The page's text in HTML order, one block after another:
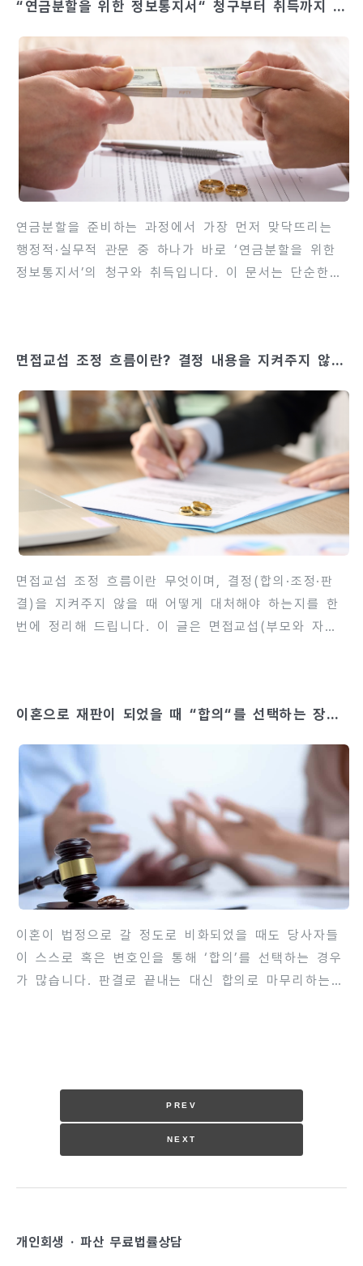
정 전에는 반드시 가사·가족 전문 변호사와 상담하세
이 ‘무조건’ 재산분할 대상에서 제외되는 것은 아닙니
다.명의를 누가 갖고 있느냐(법률상 소유권의 표면적
귀속)와 관계없이, 그 자금이 ‘부부의 협력에 의해 형
성된 재산’으로 보일 만한 사정이 있으면 법원은 재산
분할 대상으로 판단할 수 있습니다. 즉, 명의가 자녀에
게 있어도 실질적으로는 부부가..
“연금분할을 위한 정보통지서“ 청구부터 취득까지 흐
연금분할을 준비하는 과정에서 가장 먼저 맞닥뜨리는
행정적·실무적 관문 중 하나가 바로 ‘연금분할을 위한
정보통지서’의 청구와 취득입니다. 이 문서는 단순한
다. 아래에서는 정보통지서가 무엇인지부터, 누가 어떤
할청구로 연결하는 흐름까지 가능한 한 상세히, 단계별
로 정리합니다. 정보통지서란 무엇인가 — 역할과 중요
성정보통지서는 연금관리기관(대표적으로 국민연금공단
등)이 당사자에게 발송하는 ‘해당 가입자의 가입내역·
연금수급현황·혼인기간에 해당하는 가입기간 산정 결
과’ 등을 정리한 문서입니다. 가정법원·..
면접교섭 조정 흐름이란? 결정 내용을 지켜주지 않는
면접교섭 조정 흐름이란 무엇이며, 결정(합의·조정·판
결)을 지켜주지 않을 때 어떻게 대처해야 하는지를 한
번에 정리해 드립니다. 이 글은 면접교섭(부모와 자녀
별 사안에 따라 달라질 수 있으므로, 중요한 결정을 앞
접교섭 조정의 의미와 목적면접교섭 조정은 자녀를 직
접 양육하지 않는 부모가 자녀와의 만남(면접·교섭)을
어떻게 할지에 관해 부모 사이의 합의를 촉진하거나,
필요하면 가정법원이 개입해 실질적인 방식과 일정을
정하는 절차입니다. 민법은 부모의 면접교섭권을 인정
하면서도(자녀의 복리를 우선), ..
이혼으로 재판이 되었을 때 “합의“를 선택하는 장점
이혼이 법정으로 갈 정도로 비화되었을 때도 당사자들
이 스스로 혹은 변호인을 통해 ‘합의’를 선택하는 경우
가 많습니다. 판결로 끝내는 대신 합의로 마무리하는
과 주도성입니다. 법원 판결은 재판부의 판단에 따라
결정되므로 당사자 개인의 가치관이나 세부적 요구가
충분히 반영되지 않을 수 있습니다. 반면 합의는 당사
로 동의하는 방식으로 이뤄지므로, 양측의 현실적 필요
PREV
NEXT
개인회생 · 파산 무료법률상담